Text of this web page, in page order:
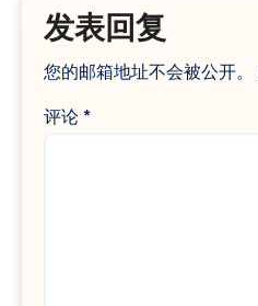
发表回复
您的邮箱地址不会被公开。
评论 *